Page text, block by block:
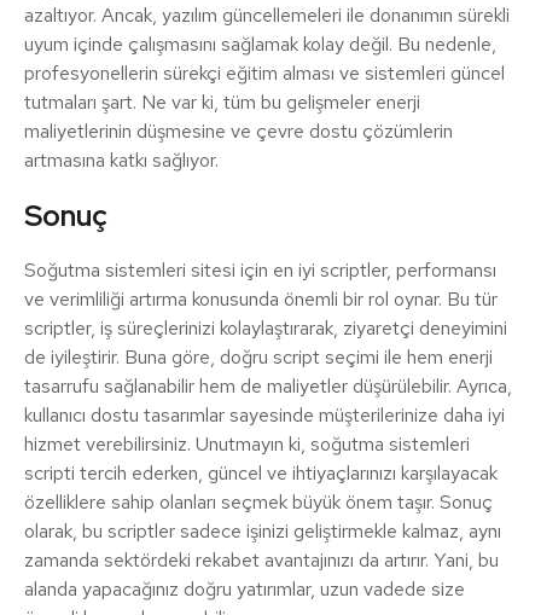
azaltıyor. Ancak, yazılım güncellemeleri ile donanımın sürekli
uyum içinde çalışmasını sağlamak kolay değil. Bu nedenle,
profesyonellerin sürekçi eğitim alması ve sistemleri güncel
tutmaları şart. Ne var ki, tüm bu gelişmeler enerji
maliyetlerinin düşmesine ve çevre dostu çözümlerin
artmasına katkı sağlıyor.
Sonuç
Soğutma sistemleri sitesi için en iyi scriptler, performansı
ve verimliliği artırma konusunda önemli bir rol oynar. Bu tür
scriptler, iş süreçlerinizi kolaylaştırarak, ziyaretçi deneyimini
de iyileştirir. Buna göre, doğru script seçimi ile hem enerji
tasarrufu sağlanabilir hem de maliyetler düşürülebilir. Ayrıca,
kullanıcı dostu tasarımlar sayesinde müşterilerinize daha iyi
hizmet verebilirsiniz. Unutmayın ki, soğutma sistemleri
scripti tercih ederken, güncel ve ihtiyaçlarınızı karşılayacak
özelliklere sahip olanları seçmek büyük önem taşır. Sonuç
olarak, bu scriptler sadece işinizi geliştirmekle kalmaz, aynı
zamanda sektördeki rekabet avantajınızı da artırır. Yani, bu
alanda yapacağınız doğru yatırımlar, uzun vadede size